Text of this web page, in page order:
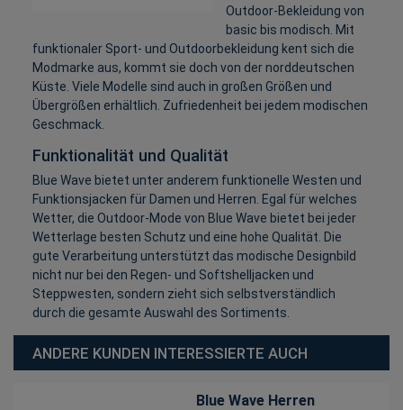
Outdoor-Bekleidung von
basic bis modisch. Mit
funktionaler Sport- und Outdoorbekleidung kent sich die
Modmarke aus, kommt sie doch von der norddeutschen
Küste. Viele Modelle sind auch in großen Größen und
Übergrößen erhältlich. Zufriedenheit bei jedem modischen
Geschmack.
Funktionalität und Qualität
Blue Wave bietet unter anderem funktionelle Westen und
Funktionsjacken für Damen und Herren. Egal für welches
Wetter, die Outdoor-Mode von Blue Wave bietet bei jeder
Wetterlage besten Schutz und eine hohe Qualität. Die
gute Verarbeitung unterstützt das modische Designbild
nicht nur bei den Regen- und Softshelljacken und
Steppwesten, sondern zieht sich selbstverständlich
durch die gesamte Auswahl des Sortiments.
ANDERE KUNDEN INTERESSIERTE AUCH
Blue Wave Herren